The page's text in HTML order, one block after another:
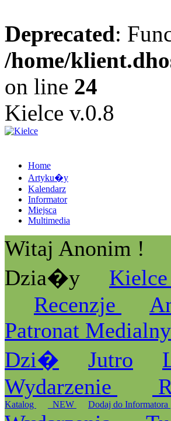
Deprecated:
/home/
on line 24
Kielce v.0.8
Home
Artyku�y
Kalendarz
Informator
Miejsca
Multimedia
Witaj Anonim !
Dzia�y
Recenzje
Patronat Medialny
Dzi�
Jutro
Wydarzenie
Katalog _NEW Dodaj do Informatora